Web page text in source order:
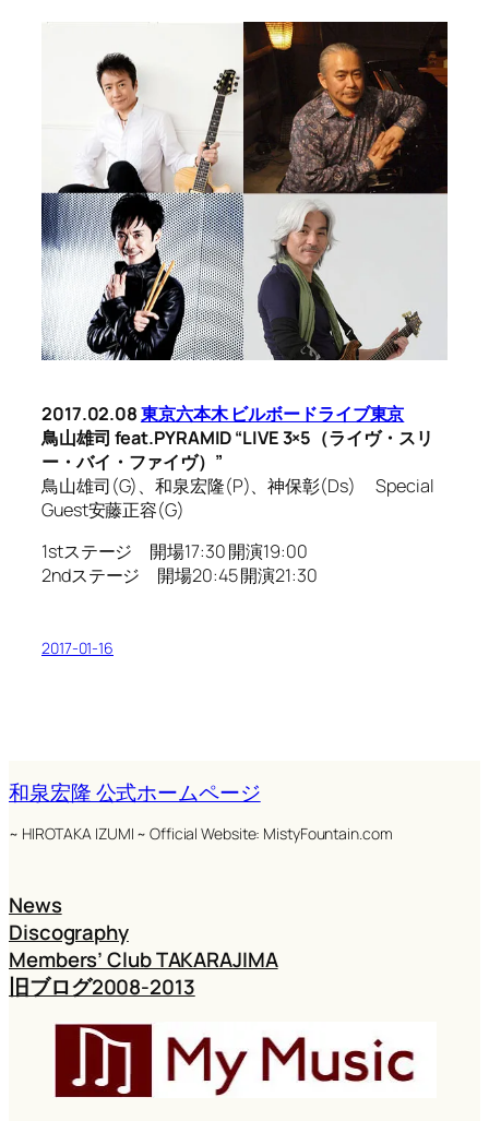
2017.02.08東京六本木 ビルボードライブ東京
鳥山雄司 feat.PYRAMID “LIVE 3×5（ライヴ・スリ
ー・バイ・ファイヴ）”
鳥山雄司(G)、和泉宏隆(P)、神保彰(Ds) Special
Guest安藤正容(G)
1stステージ 開場17:30 開演19:00
2ndステージ 開場20:45 開演21:30
2017-01-16
和泉宏隆 公式ホームページ
~ HIROTAKA IZUMI ~ Official Website: MistyFountain.com
News
Discography
Members’ Club TAKARAJIMA
旧ブログ2008-2013